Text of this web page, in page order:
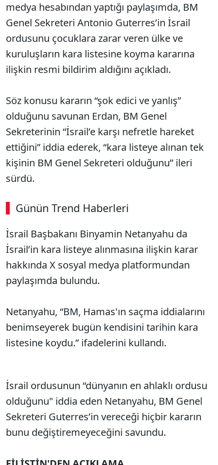
medya hesabından yaptığı paylaşımda, BM
Genel Sekreteri Antonio Guterres’in İsrail
ordusunu çocuklara zarar veren ülke ve
kuruluşların kara listesine koyma kararına
ilişkin resmi bildirim aldığını açıkladı.
Söz konusu kararın “şok edici ve yanlış”
olduğunu savunan Erdan, BM Genel
Sekreterinin “İsrail’e karşı nefretle hareket
ettiğini” iddia ederek, “kara listeye alınan tek
kişinin BM Genel Sekreteri olduğunu” ileri
sürdü.
Günün Trend Haberleri
SÖZCÜ SON DAKİKA
İsrail Başbakanı Binyamin Netanyahu da
İsrail’in kara listeye alınmasına ilişkin karar
hakkında X sosyal medya platformundan
paylaşımda bulundu.
Netanyahu, “BM, Hamas'ın saçma iddialarını
benimseyerek bugün kendisini tarihin kara
listesine koydu.” ifadelerini kullandı.
İsrail ordusunun “dünyanın en ahlaklı ordusu
olduğunu" iddia eden Netanyahu, BM Genel
Sekreteri Guterres’in vereceği hiçbir kararın
bunu değiştiremeyeceğini savundu.